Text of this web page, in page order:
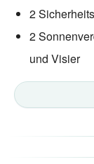
2
2
und Visier